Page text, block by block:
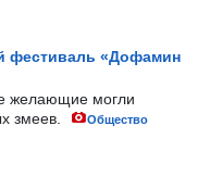
фестиваль «Дофамин
желающие могли
змеев.
Общество